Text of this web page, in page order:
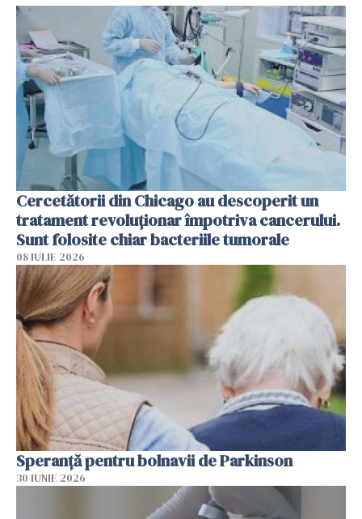
Cercetătorii din Chicago au descoperit un
tratament revoluționar împotriva cancerului.
Sunt folosite chiar bacteriile tumorale
08 IULIE 2026
Speranță pentru bolnavii de Parkinson
30 IUNIE 2026